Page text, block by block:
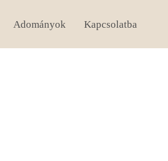
Adományok Kapcsolatba